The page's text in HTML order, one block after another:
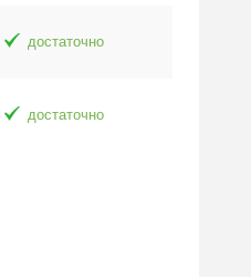
достаточно
достаточно